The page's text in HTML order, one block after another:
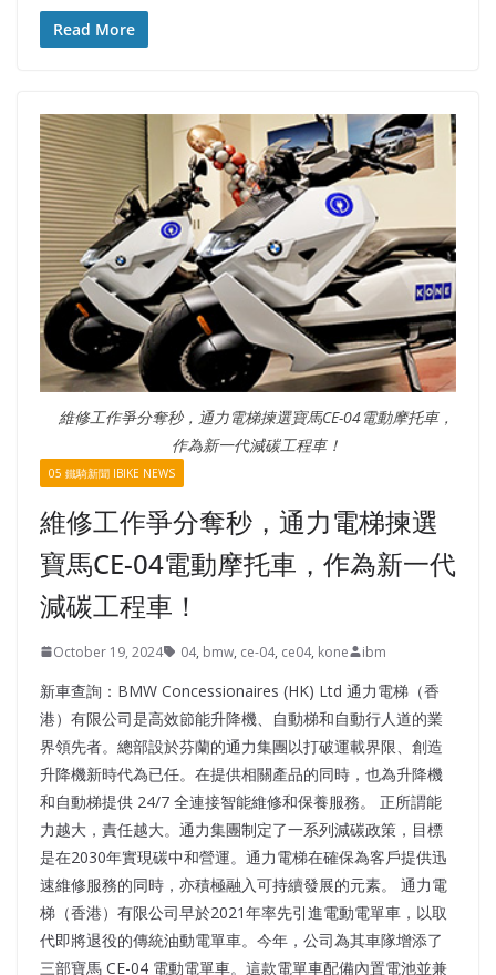
Read More
維修工作爭分奪秒，通力電梯揀選寶馬CE-04電動摩托車，
作為新一代減碳工程車！
05 鐵騎新聞 IBIKE NEWS
維修工作爭分奪秒，通力電梯揀選
寶馬CE-04電動摩托車，作為新一代
減碳工程車！
October 19, 2024 04, bmw, ce-04, ce04, kone ibm
新車查詢：BMW Concessionaires (HK) Ltd 通力電梯（香
港）有限公司是高效節能升降機、自動梯和自動行人道的業
界領先者。總部設於芬蘭的通力集團以打破運載界限、創造
升降機新時代為已任。在提供相關產品的同時，也為升降機
和自動梯提供 24/7 全連接智能維修和保養服務。 正所謂能
力越大，責任越大。通力集團制定了一系列減碳政策，目標
是在2030年實現碳中和營運。通力電梯在確保為客戶提供迅
速維修服務的同時，亦積極融入可持續發展的元素。 通力電
梯（香港）有限公司早於2021年率先引進電動電單車，以取
代即將退役的傳統油動電單車。今年，公司為其車隊增添了
三部寶馬 CE-04 電動電單車。這款電單車配備內置電池並兼